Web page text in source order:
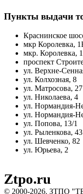
Пункты выдачи
Краснинское
мкр Королевка,
мкр. Королевка,
проспект
ул. Верхне-
ул. Колхозная, 8
ул. Матросова, 27
ул. Николаева, 4
ул. Нормандия-
ул. Нормандия-
ул. Попова, 13/1
ул. Рыленкова, 43
ул. Шевченко, 82
ул. Юрьева, 2
Ztpo.ru
© 2000-2026. ЗТПО